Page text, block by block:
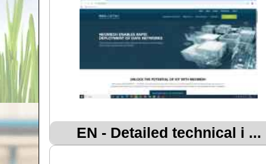
EN - Detailed technical i ...